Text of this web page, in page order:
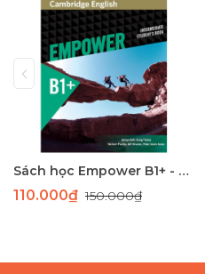
Sách học Empower B1+ - Giáo trình học tiếng Anh giao tiếp trình độ B1+
110.000₫150.000₫